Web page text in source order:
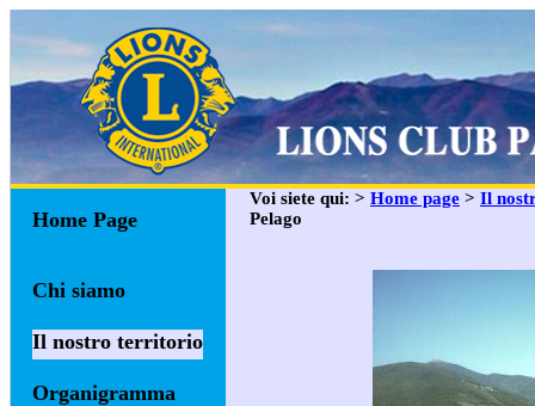
Home Page
Chi siamo
Il nostro territorio
Organigramma
Voi siete qui: > Home page > Il
Pelago